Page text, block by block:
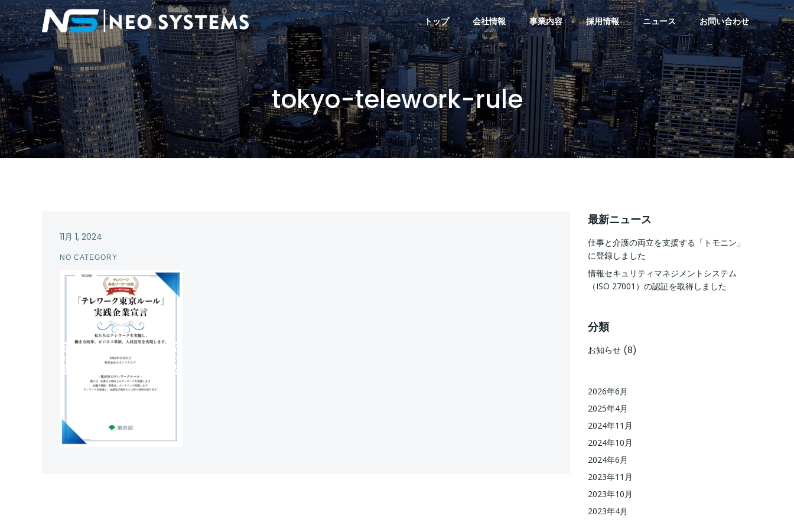
トップ 会社情報 事業内容 採用情報 ニュース お問い合わせ
tokyo-telework-rule
11月 1, 2024
NO CATEGORY
最新ニュース
仕事と介護の両立を支援する「トモニン」
に登録しました
情報セキュリティマネジメントシステム
（ISO 27001）の認証を取得しました
分類
お知らせ (8)
2026年6月
2025年4月
2024年11月
2024年10月
2024年6月
2023年11月
2023年10月
2023年4月